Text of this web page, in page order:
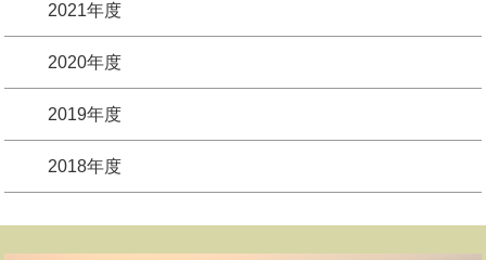
2021年度
2020年度
2019年度
2018年度